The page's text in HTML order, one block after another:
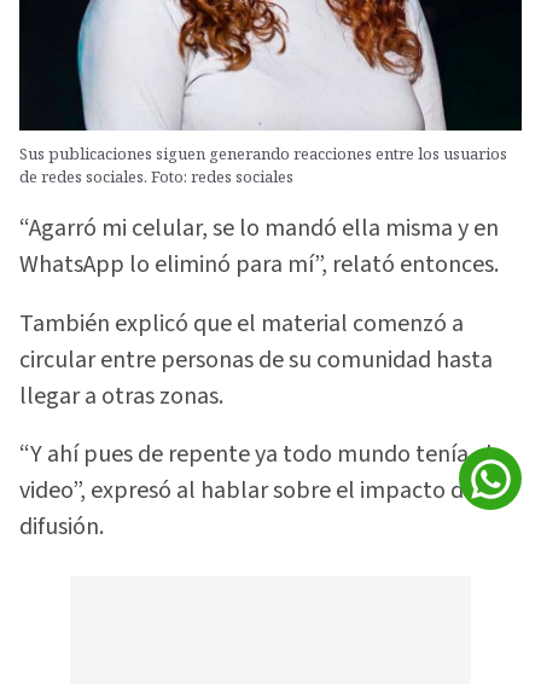
Sus publicaciones siguen generando reacciones entre los usuarios
de redes sociales. Foto: redes sociales
“Agarró mi celular, se lo mandó ella misma y en
WhatsApp lo eliminó para mí”, relató entonces.
También explicó que el material comenzó a
circular entre personas de su comunidad hasta
llegar a otras zonas.
“Y ahí pues de repente ya todo mundo tenía el
video”, expresó al hablar sobre el impacto de la
difusión.